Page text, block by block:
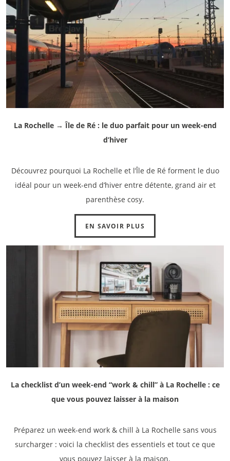
La Rochelle → Île de Ré : le duo parfait pour un week-end
d’hiver
Découvrez pourquoi La Rochelle et l’Île de Ré forment le duo
idéal pour un week-end d’hiver entre détente, grand air et
parenthèse cosy.
EN SAVOIR PLUS
La checklist d’un week-end “work & chill” à La Rochelle : ce
que vous pouvez laisser à la maison
Préparez un week-end work & chill à La Rochelle sans vous
surcharger : voici la checklist des essentiels et tout ce que
vous pouvez laisser à la maison.
INCONTOURNABLES
BLOG
RECRUTEMENT
ACCÈS CORPORATE
ENGAGEMENTS RSE
CONTACT & ACCÈS
Réserver le brunch
Vous souhaitez réserver
dimanche ?
Prénom
Téléphone*:
Email*:
Réserver le goûter
Vous souhaitez réserver
samedi ?
Prénom
Email* :